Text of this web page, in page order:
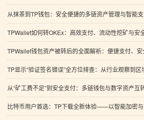
从抹茶到TP钱包：安全便捷的多链资产管理与智能
TPWallet如何转OKEx：高效支付、流动性挖矿与安全
TPWallet钱包资产被转后的全面解析：便捷支付、安全防
TP显示“验证签名错误”全方位排查：从行业观察到区块链支付与多功
从“矿工费不足”到安全支付：多链钱包与数字资产互
比特币用户首选：TP下载全新体验——以智能加密与高效交易构建